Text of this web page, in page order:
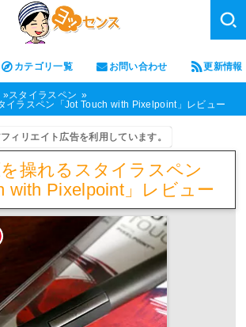
カテゴリ一覧 お問い合わせ 更新情報
スタイラスペン
イラスペン「Jot Touch with Pixelpoint」レビュー
ィリエイト広告を利用しています。
操れるスタイラスペン
with Pixelpoint」レビュー